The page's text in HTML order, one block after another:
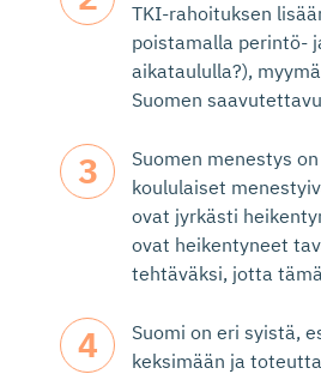
TKI-rahoituksen
poistamalla perintö-
aikataululla?),
Suomen
Suomen menestys
koululaiset
ovat jyrkästi
ovat heikentyneet
tehtäväksi, jotta
Suomi on eri syistä,
keksimään ja